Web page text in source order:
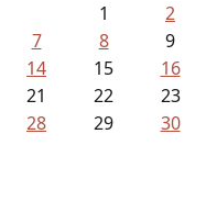
1
2
7 8
9
14 15
16
21 22
23
28 29
30